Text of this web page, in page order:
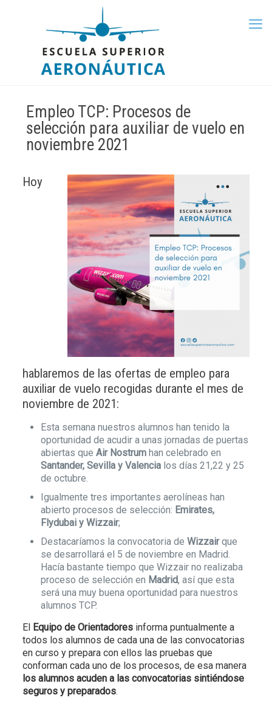
Empleo TCP: Procesos de
selección para auxiliar de vuelo en
noviembre 2021
Hoy
hablaremos de las ofertas de empleo para
auxiliar de vuelo recogidas durante el mes de
noviembre de 2021:
Esta semana nuestros alumnos han tenido la
oportunidad de acudir a unas jornadas de puertas
abiertas que Air Nostrumhan celebrado en
Santander, Sevilla y Valencialos días 21,22 y 25
de octubre.
Igualmente tres importantes aerolíneas han
abierto procesos de selección: Emirates,
Flydubai y Wizzair;
Destacaríamos la convocatoria de Wizzairque
se desarrollará el 5 de noviembre en Madrid.
Hacía bastante tiempo que Wizzair no realizaba
proceso de selección en Madrid, así que esta
será una muy buena oportunidad para nuestros
alumnos TCP.
ElEquipo de Orientadoresinforma puntualmente a
todos los alumnos de cada una de las convocatorias
en curso y prepara con ellos las pruebas que
conforman cada uno de los procesos, de esa manera
los alumnos acuden a las convocatorias sintiéndose
seguros y preparados.